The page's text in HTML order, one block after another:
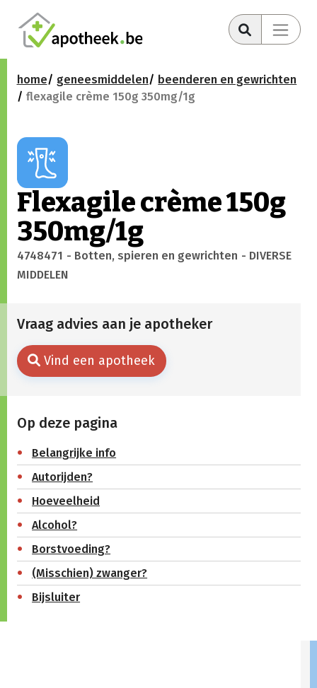
home geneesmiddelen
beenderen en gewrichten
flexagile crème 150g 350mg/1g
Flexagile crème 150g
350mg/1g
4748471 - Botten, spieren en gewrichten - DIVERSE
MIDDELEN
Vraag advies aan je apotheker
Vind een apotheek
Op deze pagina
Belangrijke info
Autorijden?
Hoeveelheid
Alcohol?
Borstvoeding?
(Misschien) zwanger?
Bijsluiter